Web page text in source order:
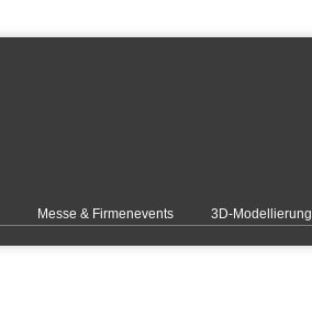
Messe & Firmenevents 3D-Modellierung